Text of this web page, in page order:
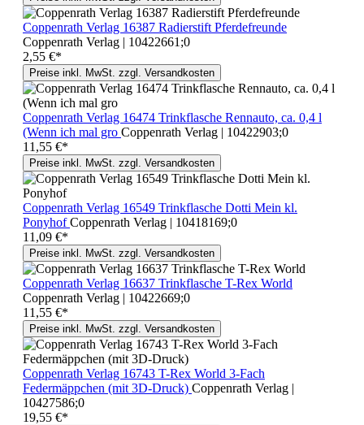
Coppenrath Verlag 16387 Radierstift Pferdefreunde
Coppenrath Verlag | 10422661;0
2,55 €*
Preise inkl. MwSt. zzgl. Versandkosten
Coppenrath Verlag 16474 Trinkflasche Rennauto, ca. 0,4 l
(Wenn ich mal gro Coppenrath Verlag | 10422903;0
11,55 €*
Preise inkl. MwSt. zzgl. Versandkosten
Coppenrath Verlag 16549 Trinkflasche Dotti Mein kl.
PonyhofCoppenrath Verlag | 10418169;0
11,09 €*
Preise inkl. MwSt. zzgl. Versandkosten
Coppenrath Verlag 16637 Trinkflasche T-Rex World
Coppenrath Verlag | 10422669;0
11,55 €*
Preise inkl. MwSt. zzgl. Versandkosten
Coppenrath Verlag 16743 T-Rex World 3-Fach
Federmäppchen (mit 3D-Druck) Coppenrath Verlag |
10427586;0
19,55 €*